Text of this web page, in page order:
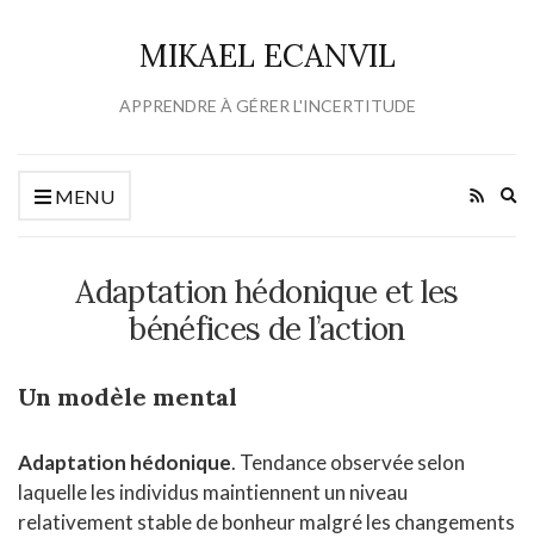
MIKAEL ECANVIL
APPRENDRE À GÉRER L'INCERTITUDE
MENU
Adaptation hédonique et les
bénéfices de l’action
Un modèle mental
Adaptation hédonique. Tendance observée selon
laquelle les individus maintiennent un niveau
relativement stable de bonheur malgré les changements